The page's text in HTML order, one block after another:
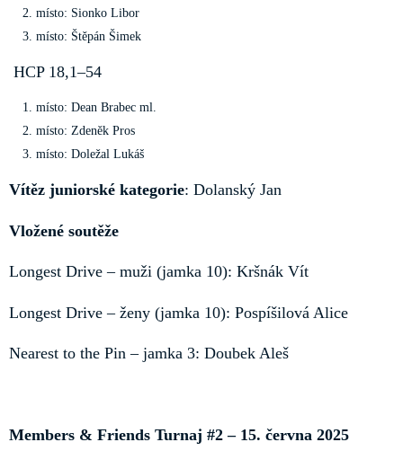
místo: Sionko Libor
místo: Štěpán Šimek
HCP 18,1–54
místo: Dean Brabec ml.
místo: Zdeněk Pros
místo: Doležal Lukáš
Vítěz juniorské kategorie: Dolanský Jan
Vložené soutěže
Longest Drive – muži (jamka 10): Kršnák Vít
Longest Drive – ženy (jamka 10): Pospíšilová Alice
Nearest to the Pin – jamka 3: Doubek Aleš
Members & Friends Turnaj #2 – 15. června 2025